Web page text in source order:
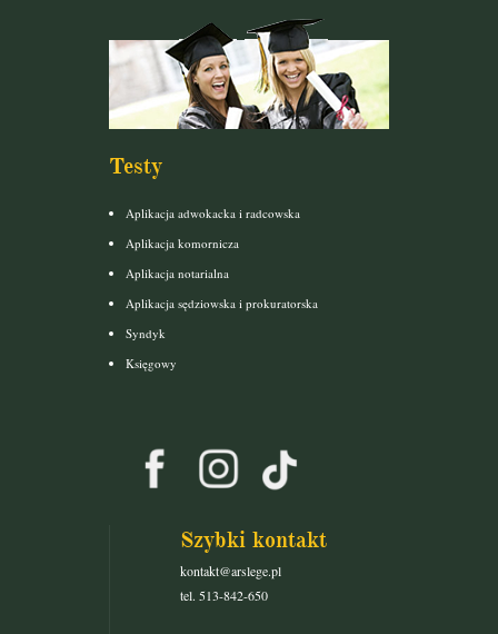
Testy
Aplikacja adwokacka i radcowska
Aplikacja komornicza
Aplikacja notarialna
Aplikacja sędziowska i prokuratorska
Syndyk
Księgowy
Szybki kontakt
kontakt@arslege.pl
tel. 513-842-650